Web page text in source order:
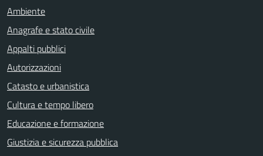
Ambiente
Anagrafe e stato civile
Appalti pubblici
Autorizzazioni
Catasto e urbanistica
Cultura e tempo libero
Educazione e formazione
Giustizia e sicurezza pubblica